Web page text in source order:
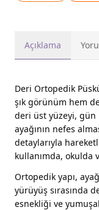
Açıklama
Deri Ortopedik
şık görünüm hem
deri üst yüzeyi, gün
ayağının nefes
detaylarıyla
kullanımda, okulda
Ortopedik yapı,
yürüyüş sırasında
esnekliği ve